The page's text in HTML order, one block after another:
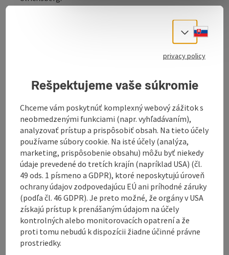
A worth seeing glass collection awaits the guest in
the culture house in Ulrichsberg. It offers an insight
glass region Bayerwald-Südböhmen-Mühlviertel lay
entire glass collection is regarded as the most
important regional documentation of the extinct
industry over 100 years ago and contains, for example,
hollow glass from the vicinity of these two ...
Display complete description
Contact
Select
privacy policy
Rešpektujeme vaše súkromie
Chceme vám poskytnúť komplexný webový zážitok s
neobmedzenými funkciami (napr. vyhľadávaním),
analyzovať prístup a prispôsobiť obsah. Na tieto účely
používame súbory cookie. Na isté účely (analýza,
marketing, prispôsobenie obsahu) môžu byť niekedy
údaje prevedené do tretích krajín (napríklad USA) (čl.
49 ods. 1 písmeno a GDPR), ktoré neposkytujú úroveň
ochrany údajov zodpovedajúcu EÚ ani príhodné záruky
(podľa čl. 46 GDPR). Je preto možné, že orgány v USA
získajú prístup k prenášaným údajom na účely
kontrolných alebo monitorovacích opatrení a že
proti tomu nebudú k dispozícii žiadne účinné právne
prostriedky.